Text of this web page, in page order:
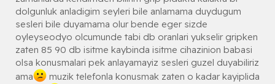
dolgunluk anladigim seyleri bile anlamama duydugum
sesleri bile duyamama olur bende eger sizde
oyleyseodyo olcumunde tabi db oranlari yukselir gripken
zaten 85 90 db isitme kaybinda isitme cihazinion babasi
olsa konusmalari pek anlayamayiz sesleri guzel duyabiliriz
ama
muzik telefonla konusmak zaten o kadar kayiplida